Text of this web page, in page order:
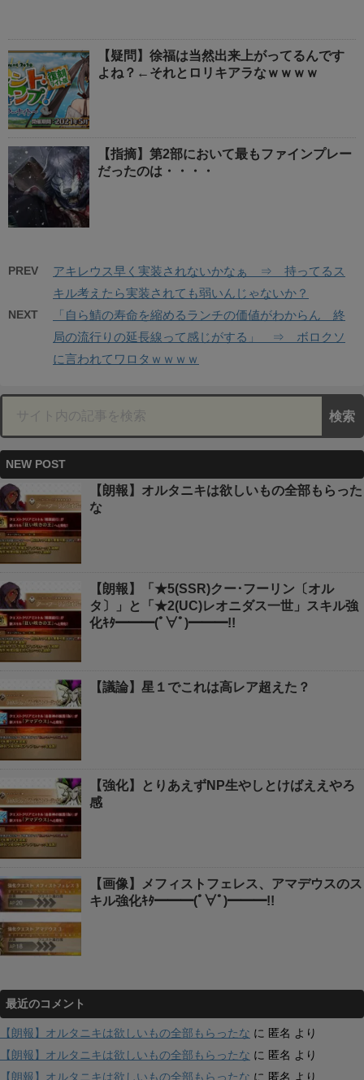
【疑問】徐福は当然出来上がってるんです
よね？←それとロリキアラなｗｗｗｗ
【指摘】第2部において最もファインプレー
だったのは・・・・
PREV
アキレウス早く実装されないかなぁ ⇒ 持ってるス
キル考えたら実装されても弱いんじゃないか？
NEXT
「自ら鯖の寿命を縮めるランチの価値がわからん 終
局の流行りの延長線って感じがする」 ⇒ ボロクソ
に言われてワロタｗｗｗｗ
NEW POST
【朗報】オルタニキは欲しいもの全部もらった
な
【朗報】「★5(SSR)クー･フーリン〔オル
タ〕」と「★2(UC)レオニダス一世」スキル強
化ｷﾀ━━━(ﾟ∀ﾟ)━━━!!
【議論】星１でこれは高レア超えた？
【強化】とりあえずNP生やしとけばええやろ
感
【画像】メフィストフェレス、アマデウスのス
キル強化ｷﾀ━━━(ﾟ∀ﾟ)━━━!!
最近のコメント
【朗報】オルタニキは欲しいもの全部もらったな に 匿名 より
【朗報】オルタニキは欲しいもの全部もらったな に 匿名 より
【朗報】オルタニキは欲しいもの全部もらったな に 匿名 より